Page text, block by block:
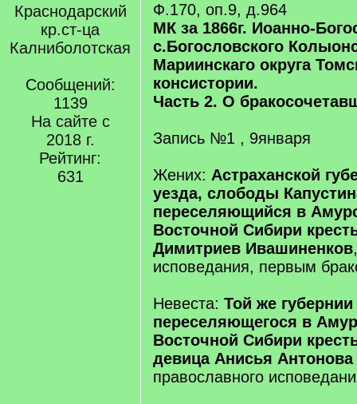
Краснодарский
кр.ст-ца
Калниболотская
Сообщений:
1139
На сайте с
2018 г.
Рейтинг:
631
Ф.170, оп.9, д.964
МК за 1866г. Иоанно-
с.Богословского
Мариинскаго округа
консистории.
Часть 2. О
Запись №1 , 9января
Жених: Астраханской
уезда, слободы
переселяющийся в
Восточной Сибири
Димитриев Ивашиненков
исповедания, первым
Невеста: Той же
переселяющегося в
Восточной Сибири
девица Анисья
православного